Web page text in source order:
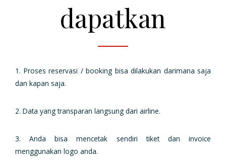
dapatkan
1. Proses reservasi / booking bisa dilakukan darimana saja
dan kapan saja.
2. Data yang transparan langsung dari airline.
3. Anda bisa mencetak sendiri tiket dan invoice
menggunakan logo anda.